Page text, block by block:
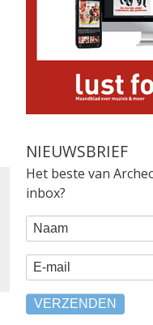
NIEUWSBRIEF
Het beste van
inbox?
WEBFORM
Naam
E-mail